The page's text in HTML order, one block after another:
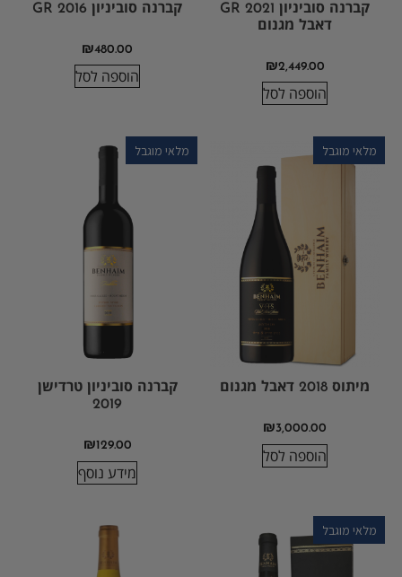
קברנה סוביניון GR 2021
דאבל מגנום
₪2,449.00
הוספה לסל
קברנה סוביניון GR 2016
₪480.00
הוספה לסל
מלאי מוגבל
מיתוס 2018 דאבל מגנום
₪3,000.00
הוספה לסל
מלאי מוגבל
קברנה סוביניון טרדישן
2019
₪129.00
מידע נוסף
מלאי מוגבל